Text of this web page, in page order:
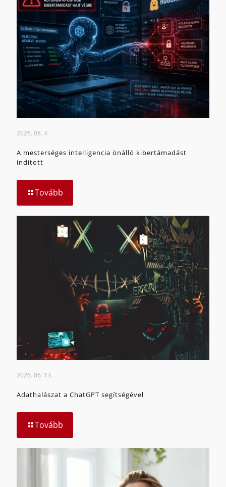
2026. 08. 4.
A mesterséges intelligencia önálló kibertámadást
indított
Tovább
2026. 06. 13.
Adathalászat a ChatGPT segítségével
Tovább